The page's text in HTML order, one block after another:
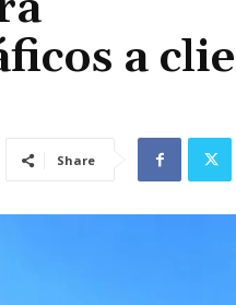
a
Share